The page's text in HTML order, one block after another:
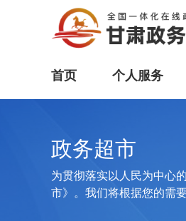
首页 个人服务
政务超市
为贯彻落实以人民为中心
市》。我们将根据您的需